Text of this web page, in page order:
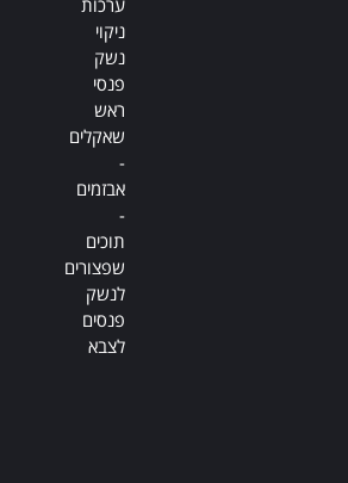
ערכות
ניקוי
נשק
פנסי
ראש
שאקלים
-
אבזמים
-
תוכים
שפצורים
לנשק
פנסים
לצבא